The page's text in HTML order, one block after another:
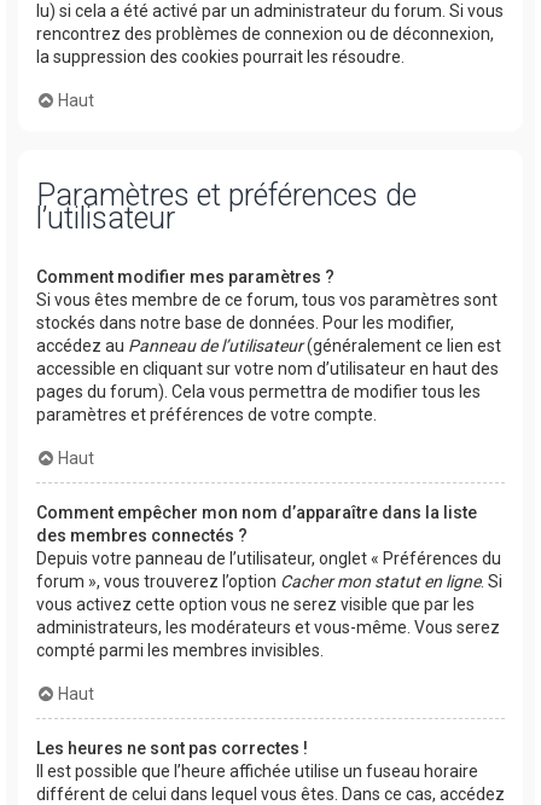
lu) si cela a été activé par un administrateur du forum. Si vous
rencontrez des problèmes de connexion ou de déconnexion,
la suppression des cookies pourrait les résoudre.
Haut
Paramètres et préférences de
l’utilisateur
Comment modifier mes paramètres ?
Si vous êtes membre de ce forum, tous vos paramètres sont
stockés dans notre base de données. Pour les modifier,
accédez au Panneau de l’utilisateur(généralement ce lien est
accessible en cliquant sur votre nom d’utilisateur en haut des
pages du forum). Cela vous permettra de modifier tous les
paramètres et préférences de votre compte.
Haut
Comment empêcher mon nom d’apparaître dans la liste
des membres connectés ?
Depuis votre panneau de l’utilisateur, onglet « Préférences du
forum », vous trouverez l’option Cacher mon statut en ligne. Si
vous activez cette option vous ne serez visible que par les
administrateurs, les modérateurs et vous-même. Vous serez
compté parmi les membres invisibles.
Haut
Les heures ne sont pas correctes !
Il est possible que l’heure affichée utilise un fuseau horaire
différent de celui dans lequel vous êtes. Dans ce cas, accédez